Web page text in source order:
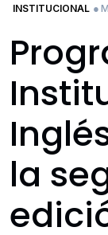
INSTITUCIONAL ●
la